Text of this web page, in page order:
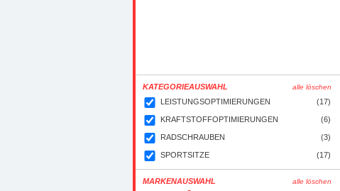
KATEGORIEAUSWAHL alle löschen
LEISTUNGSOPTIMIERUNGEN (17)
KRAFTSTOFFOPTIMIERUNGEN (6)
RADSCHRAUBEN (3)
SPORTSITZE (17)
MARKENAUSWAHL alle löschen